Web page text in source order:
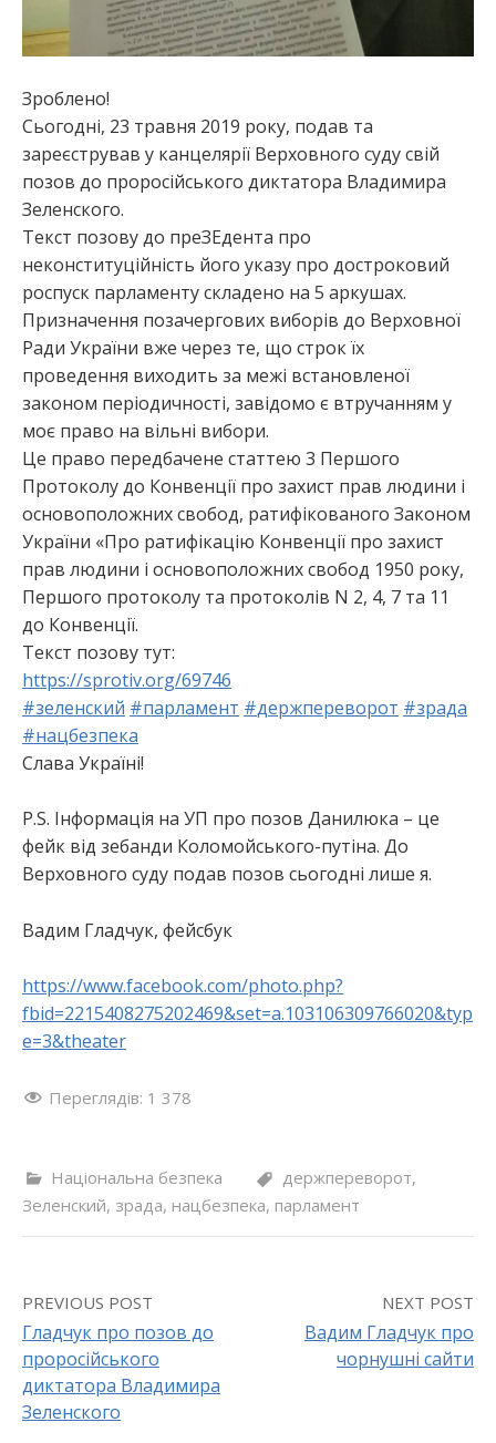
Зроблено!
Сьогодні, 23 травня 2019 року, подав та
зареєстрував у канцелярії Верховного суду свій
позов до проросійського диктатора Владимира
Зеленского.
Текст позову до преЗЕдента про
неконституційність його указу про достроковий
роспуск парламенту складено на 5 аркушах.
Призначення позачергових виборів до Верховної
Ради України вже через те, що строк їх
проведення виходить за межі встановленої
законом періодичності, завідомо є втручанням у
моє право на вільні вибори.
Це право передбачене статтею 3 Першого
Протоколу до Конвенції про захист прав людини і
основоположних свобод, ратифікованого Законом
України «Про ратифікацію Конвенції про захист
прав людини і основоположних свобод 1950 року,
Першого протоколу та протоколів N 2, 4, 7 та 11
до Конвенції.
Текст позову тут:
https://sprotiv.org/69746
#зеленский #парламент #держпереворот #зрада
#нацбезпека
Слава Україні!
P.S. Інформація на УП про позов Данилюка – це
фейк від зебанди Коломойського-путіна. До
Верховного суду подав позов сьогодні лише я.
Вадим Гладчук, фейсбук
https://www.facebook.com/photo.php?
fbid=2215408275202469&set=a.103106309766020&typ
e=3&theater
Переглядів: 1 378
Національна безпека держпереворот,
Зеленский, зрада, нацбезпека, парламент
P
o
PREVIOUS POST
Гладчук про позов до
проросійського
диктатора Владимира
Зеленского
NEXT POST
Вадим Гладчук про
чорнушні сайти